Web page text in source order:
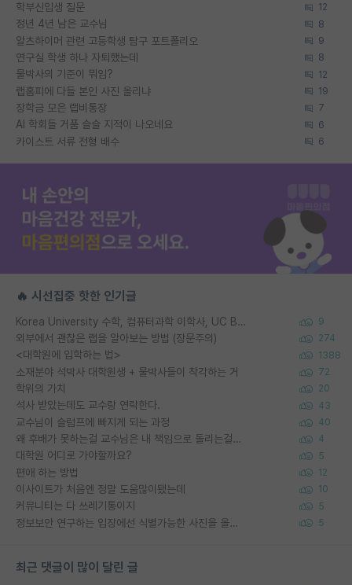
학부신입생 질문 12
정년 4년 남은 교수님 8
알츠하이머 관련 고등학생 탐구 포트폴리오 9
연구실 학생 하나 자퇴했는데 8
물박사의 기준이 뭐임? 12
랩홈피에 다들 본인 사진 올리냐 19
장학금 모은 랩비통장 7
AI 학회들 거품 슬슬 지적이 나오네요 6
카이스트 서류 전형 배수 6
🔥 시선집중 핫한 인기글
Korea University 수학, 컴퓨터과학 이학사, UC Berkeley 산업공학 대학원 공학박사가 되는 것은 쉽지 않겠죠? 9
외부에서 괜찮은 랩을 알아보는 방법 (장문주의) 274
<대학원에 입학하는 법> 1388
소재분야 석박사 대학원생 + 물박사들이 착각하는 거 72
학위의 가치 20
석사 받았는데도 교수랑 연락한다. 43
교수님이 슬럼프에 빠지게 되는 과정 40
왜 후배가 못하는걸 교수님은 내 책임으로 돌리는걸까요? 4
대학원 어디로 가야할까요? 5
편애 하는 방법 12
이사이트가 처음엔 정말 도움많이됐는데 10
커뮤니티는 다 쓰레기통이지 5
정보보안 연구하는 입장에선 식별가능한 사진을 올리는건 비추이긴함 5
최근 댓글이 많이 달린 글